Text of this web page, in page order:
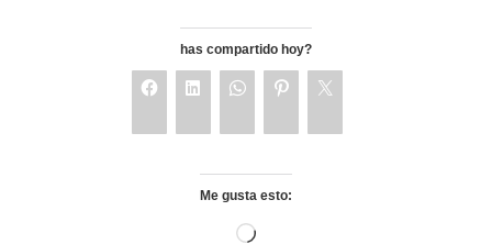
has compartido hoy?
Me gusta esto: